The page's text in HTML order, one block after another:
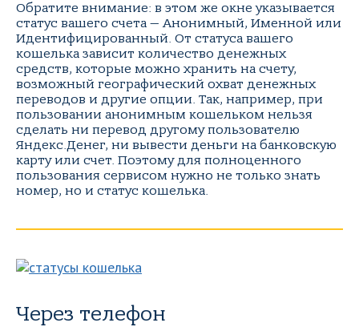
Обратите внимание: в этом же окне указывается
статус вашего счета — Анонимный, Именной или
Идентифицированный. От статуса вашего
кошелька зависит количество денежных
средств, которые можно хранить на счету,
возможный географический охват денежных
переводов и другие опции. Так, например, при
пользовании анонимным кошельком нельзя
сделать ни перевод другому пользователю
Яндекс.Денег, ни вывести деньги на банковскую
карту или счет. Поэтому для полноценного
пользования сервисом нужно не только знать
номер, но и статус кошелька.
Через телефон